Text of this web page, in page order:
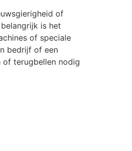
of
is het
of speciale
bedrijf of een
of terugbellen nodig